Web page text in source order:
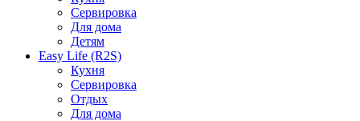
Сервировка
Для дома
Детям
Easy Life (R2S)
Кухня
Сервировка
Отдых
Для дома